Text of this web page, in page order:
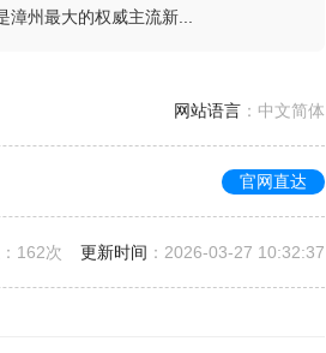
州最大的权威主流新...
网站语言 ：中文简体
官网直达
： 162次 更新时间 ：2026-03-27 10:32:37